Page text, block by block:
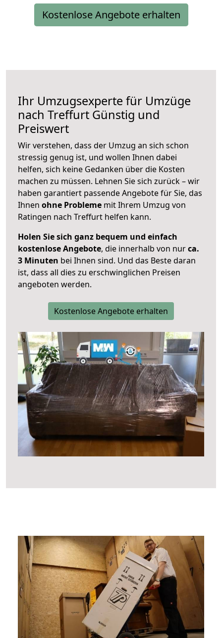
Kostenlose Angebote erhalten
Ihr Umzugsexperte für Umzüge
nach Treffurt Günstig und
Preiswert
Wir verstehen, dass der Umzug an sich schon
stressig genug ist, und wollen Ihnen dabei
helfen, sich keine Gedanken über die Kosten
machen zu müssen. Lehnen Sie sich zurück – wir
haben garantiert passende Angebote für Sie, das
Ihnen ohne Probleme mit Ihrem Umzug von
Ratingen nach Treffurt helfen kann.
Holen Sie sich ganz bequem und einfach
kostenlose Angebote, die innerhalb von nurca.
3 Minuten bei Ihnen sind. Und das Beste daran
ist, dass all dies zu erschwinglichen Preisen
angeboten werden.
Kostenlose Angebote erhalten